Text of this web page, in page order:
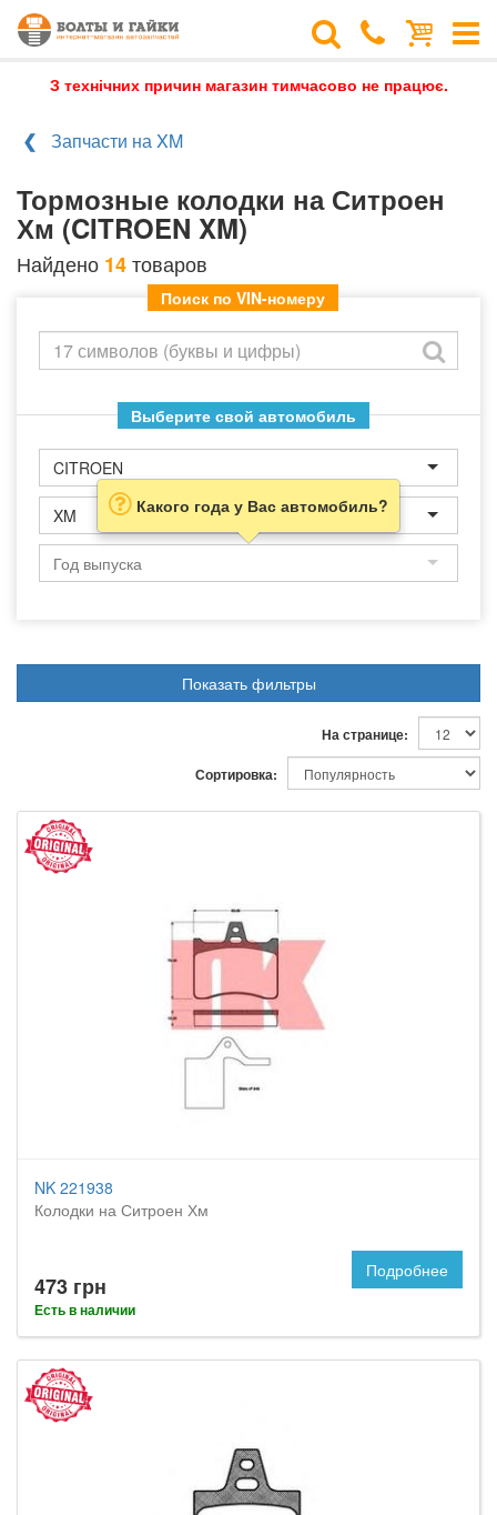
З технічних причин магазин тимчасово не працює.
Запчасти на XM
Тормозные колодки на Ситроен
Хм (CITROEN XM)
Найдено 14товаров
Поиск по VIN-номеру
Выберите свой автомобиль
CITROEN
XM Какого года у Вас автомобиль?
Показать фильтры
На странице:
Сортировка:
NK 221938
Колодки на Ситроен Хм
473 грн
Есть в наличии
Подробнее